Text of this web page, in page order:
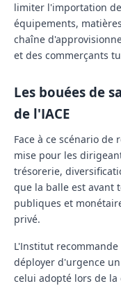
limiter l'importation
équipements,
chaîne
et des commerçants
Les bouées de
de l'IACE
Face à ce scénario
mise pour les
trésorerie,
que la balle est avant
publiques et
privé.
L'Institut
déployer d'urgence
celui adopté lors de